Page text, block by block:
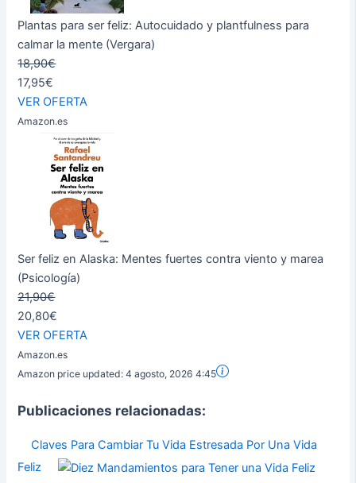
Plantas para ser feliz: Autocuidado y plantfulness para
calmar la mente (Vergara)
18,90€
17,95€
VER OFERTA
Amazon.es
Ser feliz en Alaska: Mentes fuertes contra viento y marea
(Psicología)
21,90€
20,80€
VER OFERTA
Amazon.es
Amazon price updated:4 agosto, 2026 4:45
Publicaciones relacionadas:
Claves Para Cambiar Tu Vida Estresada Por Una Vida
Feliz